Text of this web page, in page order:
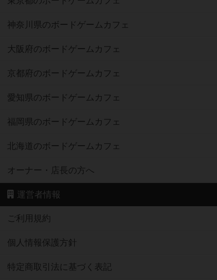
神奈川県のボードゲームカフェ
大阪府のボードゲームカフェ
京都府のボードゲームカフェ
愛知県のボードゲームカフェ
福岡県のボードゲームカフェ
北海道のボードゲームカフェ
オーナー・店長の方へ
運営者情報
ご利用規約
個人情報保護方針
特定商取引法に基づく表記